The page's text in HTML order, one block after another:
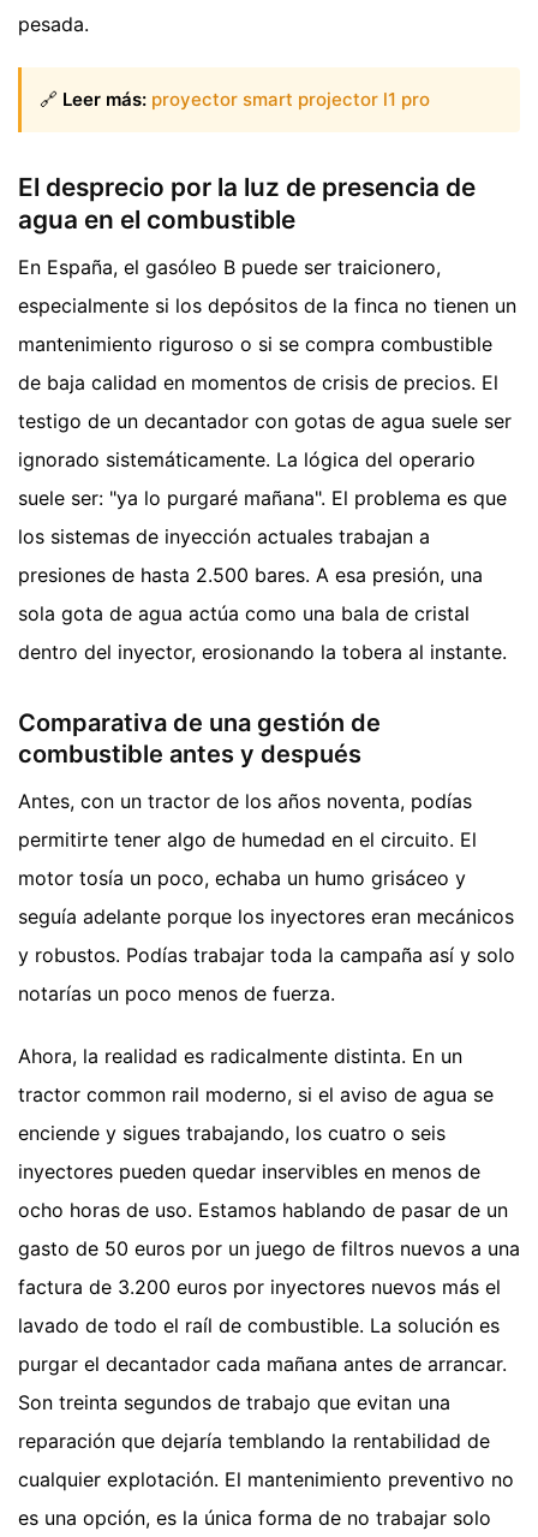
pesada.
🔗 Leer más: proyector smart projector l1 pro
El desprecio por la luz de presencia de
agua en el combustible
En España, el gasóleo B puede ser traicionero,
especialmente si los depósitos de la finca no tienen un
mantenimiento riguroso o si se compra combustible
de baja calidad en momentos de crisis de precios. El
testigo de un decantador con gotas de agua suele ser
ignorado sistemáticamente. La lógica del operario
suele ser: "ya lo purgaré mañana". El problema es que
los sistemas de inyección actuales trabajan a
presiones de hasta 2.500 bares. A esa presión, una
sola gota de agua actúa como una bala de cristal
dentro del inyector, erosionando la tobera al instante.
Comparativa de una gestión de
combustible antes y después
Antes, con un tractor de los años noventa, podías
permitirte tener algo de humedad en el circuito. El
motor tosía un poco, echaba un humo grisáceo y
seguía adelante porque los inyectores eran mecánicos
y robustos. Podías trabajar toda la campaña así y solo
notarías un poco menos de fuerza.
Ahora, la realidad es radicalmente distinta. En un
tractor common rail moderno, si el aviso de agua se
enciende y sigues trabajando, los cuatro o seis
inyectores pueden quedar inservibles en menos de
ocho horas de uso. Estamos hablando de pasar de un
gasto de 50 euros por un juego de filtros nuevos a una
factura de 3.200 euros por inyectores nuevos más el
lavado de todo el raíl de combustible. La solución es
purgar el decantador cada mañana antes de arrancar.
Son treinta segundos de trabajo que evitan una
reparación que dejaría temblando la rentabilidad de
cualquier explotación. El mantenimiento preventivo no
es una opción, es la única forma de no trabajar solo